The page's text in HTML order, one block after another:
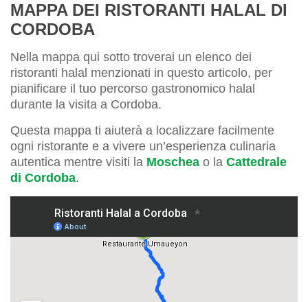
MAPPA DEI RISTORANTI HALAL DI
CORDOBA
Nella mappa qui sotto troverai un elenco dei
ristoranti halal menzionati in questo articolo, per
pianificare il tuo percorso gastronomico halal
durante la visita a Cordoba.
Questa mappa ti aiuterà a localizzare facilmente
ogni ristorante e a vivere un’esperienza culinaria
autentica mentre visiti la Moschea o la Cattedrale
di Cordoba.